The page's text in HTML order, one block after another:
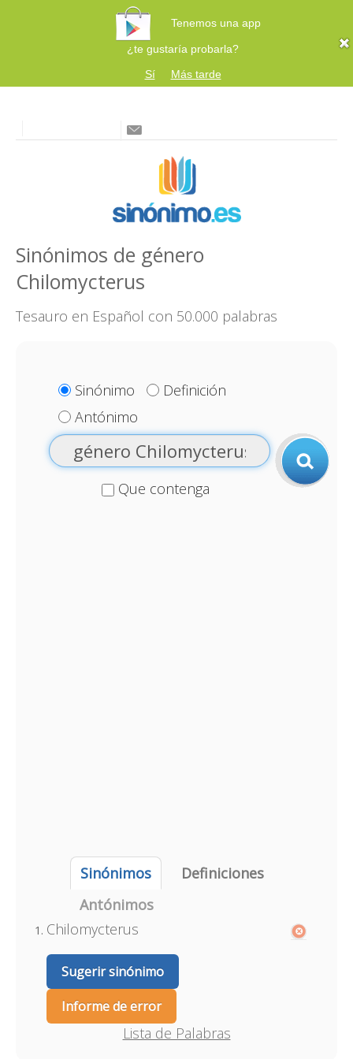
Tenemos una app
¿te gustaría probarla?
Sí
Más tarde
Sinónimos de género
Chilomycterus
Tesauro en Español con 50.000 palabras
Sinónimo
Definición
Antónimo
Que contenga
Sinónimos
Definiciones
Antónimos
Chilomycterus
Sugerir sinónimo
Informe de error
Lista de Palabras